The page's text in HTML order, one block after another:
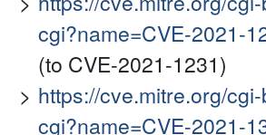
cgi?name=CVE-2021-
(to CVE-2021-1231)
https://cve.mitre.org/
cgi?name=CVE-2021-